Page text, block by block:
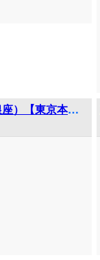
）【東京本